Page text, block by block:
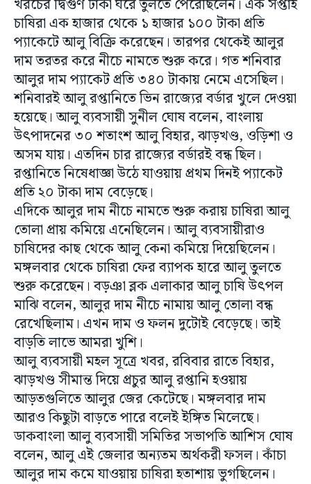
খরচের দ্বিগুণ টাকা ঘরে তুলতে পেরেছিলেন। এক সপ্তাহ
চাষিরা এক হাজার থেকে ১ হাজার ১০০ টাকা প্রতি
প্যাকেটে আলু বিক্রি করেছেন। তারপর থেকেই আলুর
দাম তরতর করে নীচে নামতে শুরু করে। গত শনিবার
আলুর দাম প্যাকেট প্রতি ৩৪০ টাকায় নেমে এসেছিল।
শনিবারই আলু রপ্তানিতে ভিন রাজ্যের বর্ডার খুলে দেওয়া
হয়েছে। আলু ব্যবসায়ী সুনীল ঘোষ বলেন, বাংলায়
উৎপাদনের ৩০ শতাংশ আলু বিহার, ঝাড়খণ্ড, ওড়িশা ও
অসম যায়। এতদিন চার রাজ্যের বর্ডারই বন্ধ ছিল।
রপ্তানিতে নিষেধাজ্ঞা উঠে যাওয়ায় প্রথম দিনই প্যাকেট
প্রতি ২০ টাকা দাম বেড়েছে।
এদিকে আলুর দাম নীচে নামতে শুরু করায় চাষিরা আলু
তোলা প্রায় কমিয়ে এনেছিলেন। আলু ব্যবসায়ীরাও
চাষিদের কাছ থেকে আলু কেনা কমিয়ে দিয়েছিলেন।
মঙ্গলবার থেকে চাষিরা ফের ব্যাপক হারে আলু তুলতে
শুরু করেছেন। বড়ঞা ব্লক এলাকার আলু চাষি উৎপল
মাঝি বলেন, আলুর দাম নীচে নামায় আলু তোলা বন্ধ
রেখেছিলাম। এখন দাম ও ফলন দুটোই বেড়েছে। তাই
বাড়তি লাভে আমরা খুশি।
আলু ব্যবসায়ী মহল সূত্রে খবর, রবিবার রাতে বিহার,
ঝাড়খণ্ড সীমান্ত দিয়ে প্রচুর আলু রপ্তানি হওয়ায়
আড়তগুলিতে আলুর জের কেটেছে। মঙ্গলবার দাম
আরও কিছুটা বাড়তে পারে বলেই ইঙ্গিত মিলেছে।
ডাকবাংলা আলু ব্যবসায়ী সমিতির সভাপতি আশিস ঘোষ
বলেন, আলু এই জেলার অন্যতম অর্থকরী ফসল। কাঁচা
আলুর দাম কমে যাওয়ায় চাষিরা হতাশায় ভুগছিলেন।